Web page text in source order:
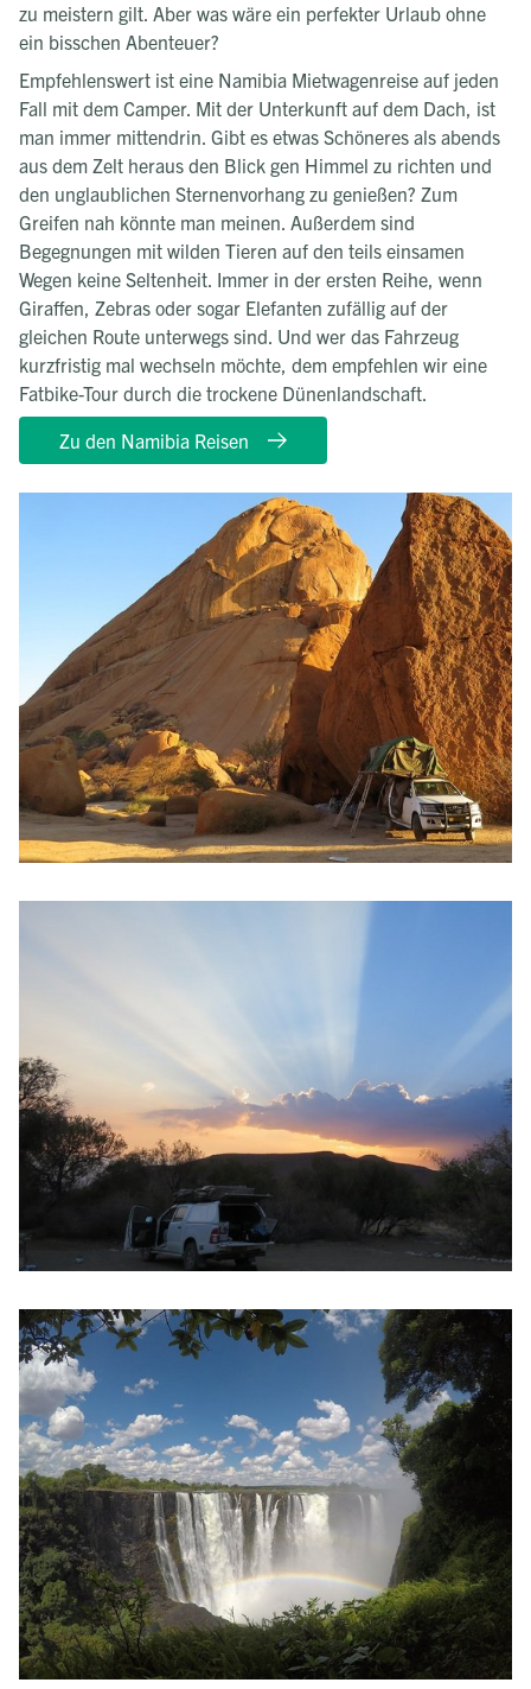
zu meistern gilt. Aber was wäre ein perfekter Urlaub ohne
ein bisschen Abenteuer?
Empfehlenswert ist eine Namibia Mietwagenreise auf jeden
Fall mit dem Camper. Mit der Unterkunft auf dem Dach, ist
man immer mittendrin. Gibt es etwas Schöneres als abends
aus dem Zelt heraus den Blick gen Himmel zu richten und
den unglaublichen Sternenvorhang zu genießen? Zum
Greifen nah könnte man meinen. Außerdem sind
Begegnungen mit wilden Tieren auf den teils einsamen
Wegen keine Seltenheit. Immer in der ersten Reihe, wenn
Giraffen, Zebras oder sogar Elefanten zufällig auf der
gleichen Route unterwegs sind. Und wer das Fahrzeug
kurzfristig mal wechseln möchte, dem empfehlen wir eine
Fatbike-Tour durch die trockene Dünenlandschaft.
Zu den Namibia Reisen